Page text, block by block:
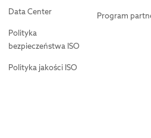
Data Center
Polityka
bezpieczeństwa ISO
Polityka jakości ISO
Program